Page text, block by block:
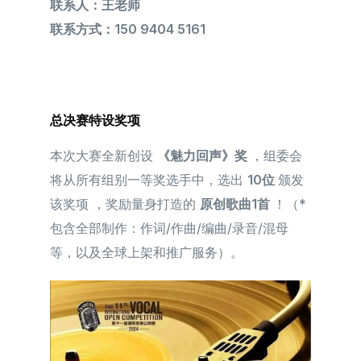
联系人：王老师
联系方式：150 9404 5161
总决赛特设奖项
本次大赛全新创设 《魅力回声》奖 ，组委会
将从所有组别一等奖选⼿中，选出 10位 颁发
该奖项 ，奖励量身打造的 原创歌曲1首 ！（*
包含全部制作：作词/作曲/编曲/录音/混母
等，以及全球上架和推广服务）。